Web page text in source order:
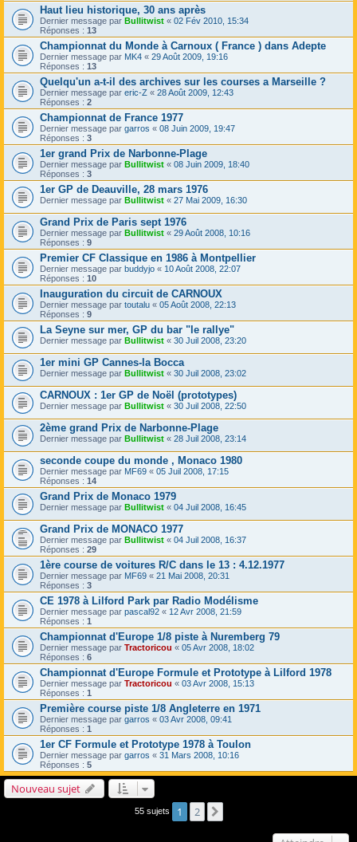
Haut lieu historique, 30 ans après
Dernier message par Bullitwist « 02 Fév 2010, 15:34
Réponses : 13
Championnat du Monde à Carnoux ( France ) dans Adepte
Dernier message par MK4 « 29 Août 2009, 19:16
Réponses : 13
Quelqu'un a-t-il des archives sur les courses a Marseille ?
Dernier message par eric-Z « 28 Août 2009, 12:43
Réponses : 2
Championnat de France 1977
Dernier message par garros « 08 Juin 2009, 19:47
Réponses : 3
1er grand Prix de Narbonne-Plage
Dernier message par Bullitwist « 08 Juin 2009, 18:40
Réponses : 3
1er GP de Deauville, 28 mars 1976
Dernier message par Bullitwist « 27 Mai 2009, 16:30
Grand Prix de Paris sept 1976
Dernier message par Bullitwist « 29 Août 2008, 10:16
Réponses : 9
Premier CF Classique en 1986 à Montpellier
Dernier message par buddyjo « 10 Août 2008, 22:07
Réponses : 10
Inauguration du circuit de CARNOUX
Dernier message par toutalu « 05 Août 2008, 22:13
Réponses : 9
La Seyne sur mer, GP du bar "le rallye"
Dernier message par Bullitwist « 30 Juil 2008, 23:20
1er mini GP Cannes-la Bocca
Dernier message par Bullitwist « 30 Juil 2008, 23:02
CARNOUX : 1er GP de Noël (prototypes)
Dernier message par Bullitwist « 30 Juil 2008, 22:50
2ème grand Prix de Narbonne-Plage
Dernier message par Bullitwist « 28 Juil 2008, 23:14
seconde coupe du monde , Monaco 1980
Dernier message par MF69 « 05 Juil 2008, 17:15
Réponses : 14
Grand Prix de Monaco 1979
Dernier message par Bullitwist « 04 Juil 2008, 16:45
Grand Prix de MONACO 1977
Dernier message par Bullitwist « 04 Juil 2008, 16:37
Réponses : 29
1ère course de voitures R/C dans le 13 : 4.12.1977
Dernier message par MF69 « 21 Mai 2008, 20:31
Réponses : 3
CE 1978 à Lilford Park par Radio Modélisme
Dernier message par pascal92 « 12 Avr 2008, 21:59
Réponses : 1
Championnat d'Europe 1/8 piste à Nuremberg 79
Dernier message par Tractoricou « 05 Avr 2008, 18:02
Réponses : 6
Championnat d'Europe Formule et Prototype à Lilford 1978
Dernier message par Tractoricou « 03 Avr 2008, 15:13
Réponses : 1
Première course piste 1/8 Angleterre en 1971
Dernier message par garros « 03 Avr 2008, 09:41
Réponses : 1
1er CF Formule et Prototype 1978 à Toulon
Dernier message par garros « 31 Mars 2008, 10:16
Réponses : 5
Nouveau sujet
55 sujets 1 2